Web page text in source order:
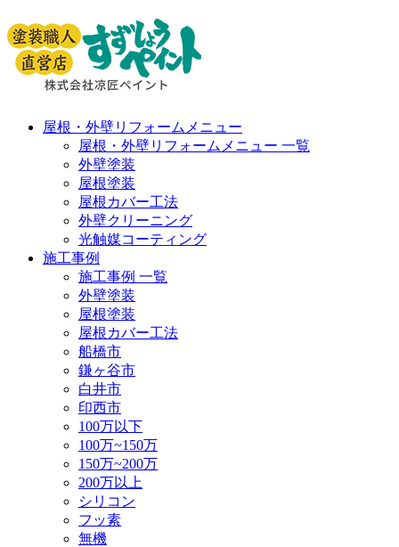
屋根・外壁リフォームメニュー
屋根・外壁リフォームメニュー 一覧
外壁塗装
屋根塗装
屋根カバー工法
外壁クリーニング
光触媒コーティング
施工事例
施工事例 一覧
外壁塗装
屋根塗装
屋根カバー工法
船橋市
鎌ヶ谷市
白井市
印西市
100万以下
100万~150万
150万~200万
200万以上
シリコン
フッ素
無機